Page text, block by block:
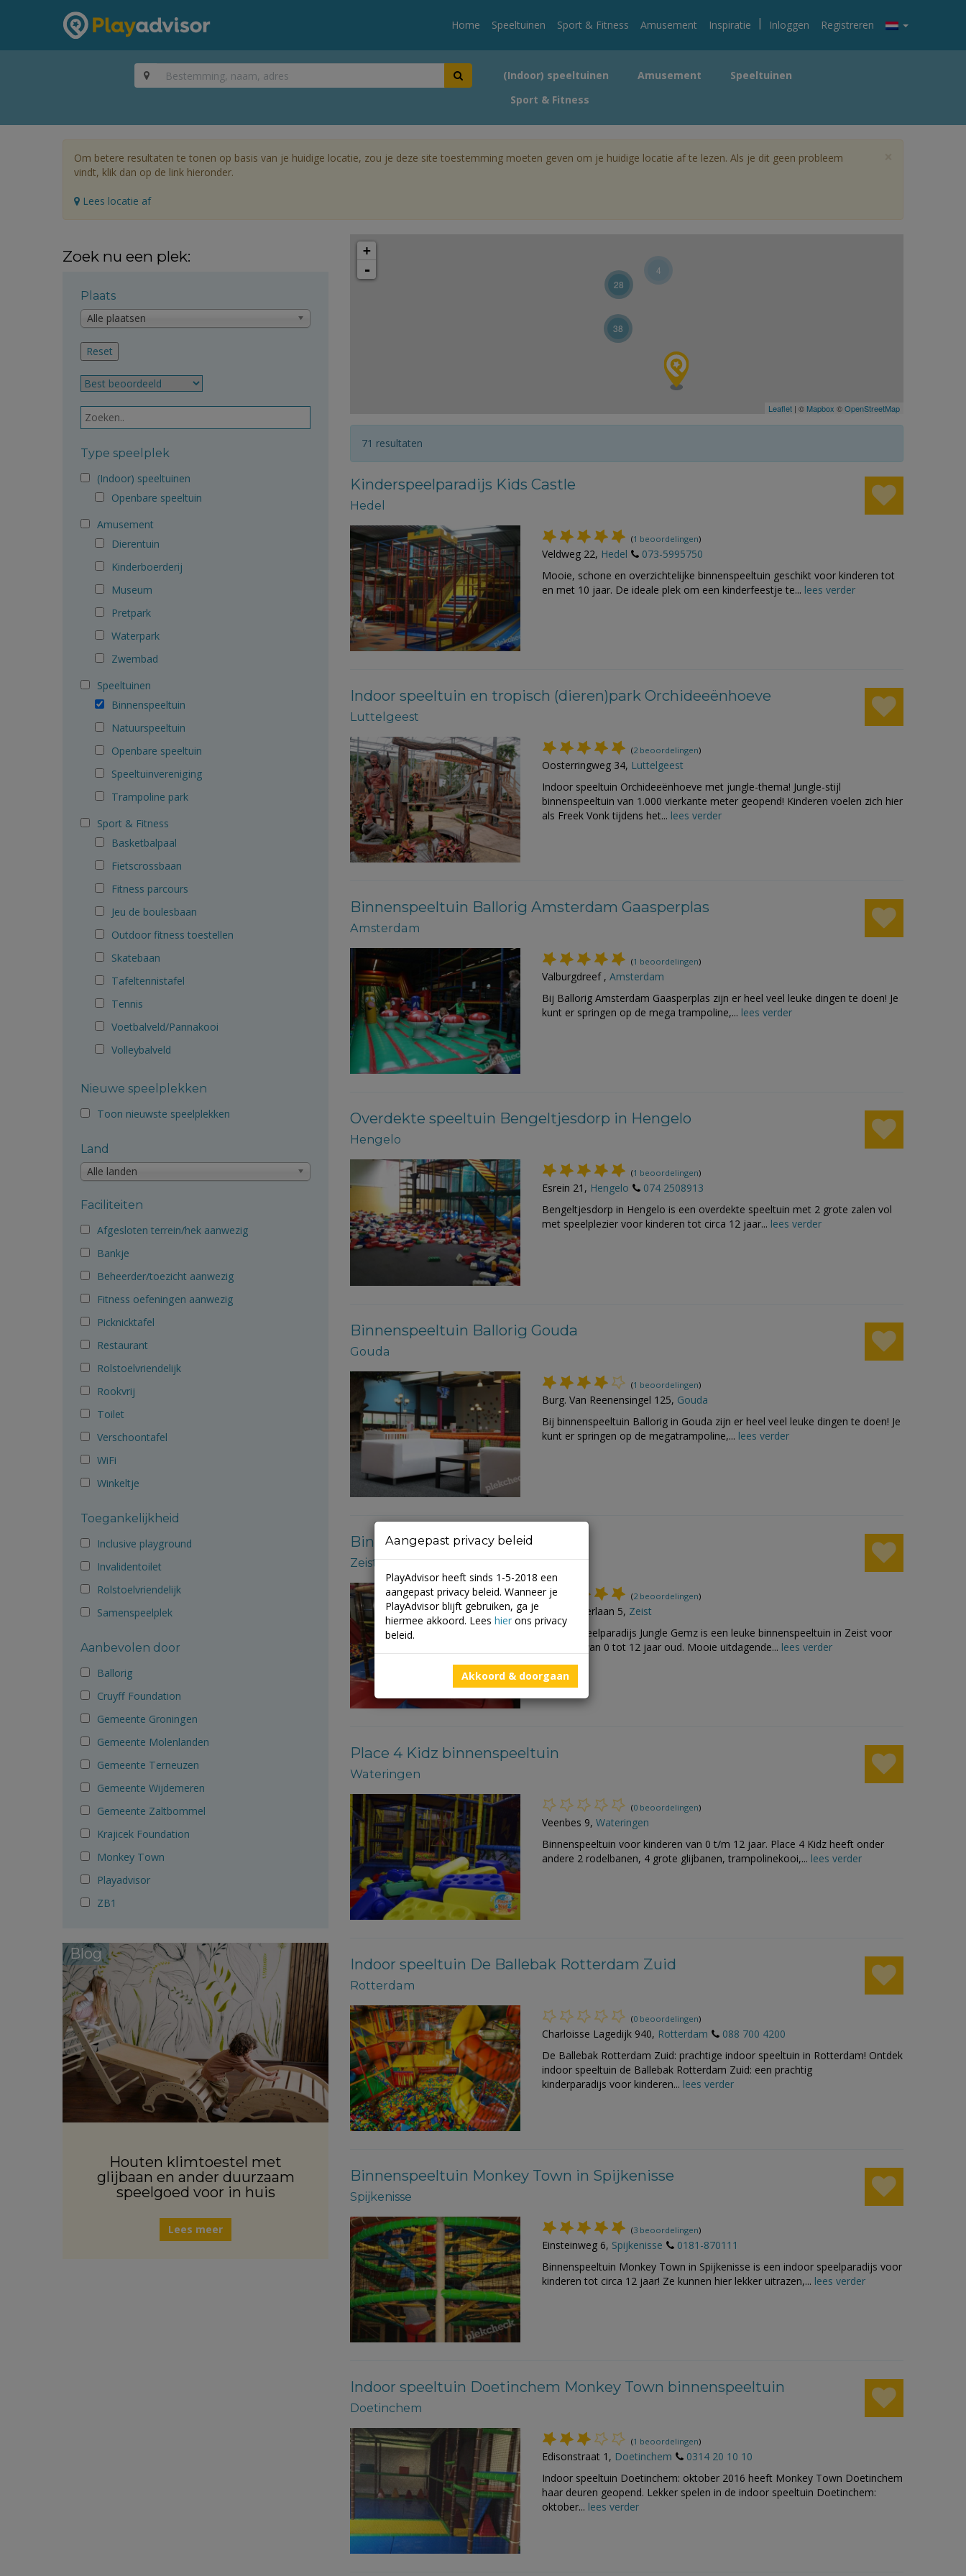
Home Speeltuinen Sport & Fitness Amusement Inspiratie | Inloggen Registreren
(Indoor) speeltuinen Amusement
Speeltuinen
Sport & Fitness
Om betere resultaten te tonen op basis van je huidige locatie, zou je deze site toestemming moeten geven om je huidige locatie af te lezen. Als je dit geen probleem
vindt, klik dan op de link hieronder.
Lees locatie af
Zoek nu een plek:
Plaats
Alle plaatsen
Type speelplek
(Indoor) speeltuinen
Openbare speeltuin
Amusement
Dierentuin
Kinderboerderij
Museum
Pretpark
Waterpark
Zwembad
Speeltuinen
Binnenspeeltuin
Natuurspeeltuin
Openbare speeltuin
Speeltuinvereniging
Trampoline park
Sport & Fitness
Basketbalpaal
Fietscrossbaan
Fitness parcours
Jeu de boulesbaan
Outdoor fitness toestellen
Skatebaan
Tafeltennistafel
Tennis
Voetbalveld/Pannakooi
Volleybalveld
Nieuwe speelplekken
Toon nieuwste speelplekken
Land
Alle landen
Faciliteiten
Afgesloten terrein/hek aanwezig
Bankje
Beheerder/toezicht aanwezig
Fitness oefeningen aanwezig
Picknicktafel
Restaurant
Rolstoelvriendelijk
Rookvrij
Toilet
Verschoontafel
WiFi
Winkeltje
Toegankelijkheid
Inclusive playground
Invalidentoilet
Rolstoelvriendelijk
Samenspeelplek
Aanbevolen door
Ballorig
Cruyff Foundation
Gemeente Groningen
Gemeente Molenlanden
Gemeente Terneuzen
Gemeente Wijdemeren
Gemeente Zaltbommel
Krajicek Foundation
Monkey Town
Playadvisor
ZB1
Blog
Houten klimtoestel met
glijbaan en ander duurzaam
speelgoed voor in huis
Lees meer
4
28
38
+
-
Leaflet | © Mapbox ©OpenStreetMap
71 resultaten
Kinderspeelparadijs Kids Castle
Hedel
(1 beoordelingen)
Veldweg 22, Hedel
073-5995750
Mooie, schone en overzichtelijke binnenspeeltuin geschikt voor kinderen tot
en met 10 jaar. De ideale plek om een kinderfeestje te... lees verder
Indoor speeltuin en tropisch (dieren)park Orchideeënhoeve
Luttelgeest
(2 beoordelingen)
Oosterringweg 34, Luttelgeest
Indoor speeltuin Orchideeënhoeve met jungle-thema! Jungle-stijl
binnenspeeltuin van 1.000 vierkante meter geopend! Kinderen voelen zich hier
als Freek Vonk tijdens het... lees verder
Binnenspeeltuin Ballorig Amsterdam Gaasperplas
Amsterdam
(1 beoordelingen)
Valburgdreef , Amsterdam
Bij Ballorig Amsterdam Gaasperplas zijn er heel veel leuke dingen te doen! Je
kunt er springen op de mega trampoline,... lees verder
Overdekte speeltuin Bengeltjesdorp in Hengelo
Hengelo
(1 beoordelingen)
Esrein 21, Hengelo
074 2508913
Bengeltjesdorp in Hengelo is een overdekte speeltuin met 2 grote zalen vol
met speelplezier voor kinderen tot circa 12 jaar... lees verder
Binnenspeeltuin Ballorig Gouda
Gouda
(1 beoordelingen)
Burg. Van Reenensingel 125, Gouda
Bij binnenspeeltuin Ballorig in Gouda zijn er heel veel leuke dingen te doen! Je
kunt er springen op de megatrampoline,... lees verder
Binnenspeeltuin Jungle Gemz
Zeist
(2 beoordelingen)
Aalscholverlaan 5, Zeist
Indoor speelparadijs Jungle Gemz is een leuke binnenspeeltuin in Zeist voor
kinderen van 0 tot 12 jaar oud. Mooie uitdagende... lees verder
Place 4 Kidz binnenspeeltuin
Wateringen
(0 beoordelingen)
Veenbes 9, Wateringen
Binnenspeeltuin voor kinderen van 0 t/m 12 jaar. Place 4 Kidz heeft onder
andere 2 rodelbanen, 4 grote glijbanen, trampolinekooi,... lees verder
Indoor speeltuin De Ballebak Rotterdam Zuid
Rotterdam
(0 beoordelingen)
Charloisse Lagedijk 940, Rotterdam
088 700 4200
De Ballebak Rotterdam Zuid: prachtige indoor speeltuin in Rotterdam! Ontdek
indoor speeltuin de Ballebak Rotterdam Zuid: een prachtig
kinderparadijs voor kinderen... lees verder
Binnenspeeltuin Monkey Town in Spijkenisse
Spijkenisse
(3 beoordelingen)
Einsteinweg 6, Spijkenisse
0181-870111
Binnenspeeltuin Monkey Town in Spijkenisse is een indoor speelparadijs voor
kinderen tot circa 12 jaar! Ze kunnen hier lekker uitrazen,... lees verder
Indoor speeltuin Doetinchem Monkey Town binnenspeeltuin
Doetinchem
(1 beoordelingen)
Edisonstraat 1, Doetinchem
0314 20 10 10
Indoor speeltuin Doetinchem: oktober 2016 heeft Monkey Town Doetinchem
haar deuren geopend. Lekker spelen in de indoor speeltuin Doetinchem:
oktober... lees verder
Aangepast privacy beleid
PlayAdvisor heeft sinds 1-5-2018 een
aangepast privacy beleid. Wanneer je
PlayAdvisor blijft gebruiken, ga je
hiermee akkoord. Lees hier ons privacy
beleid.
Akkoord & doorgaan